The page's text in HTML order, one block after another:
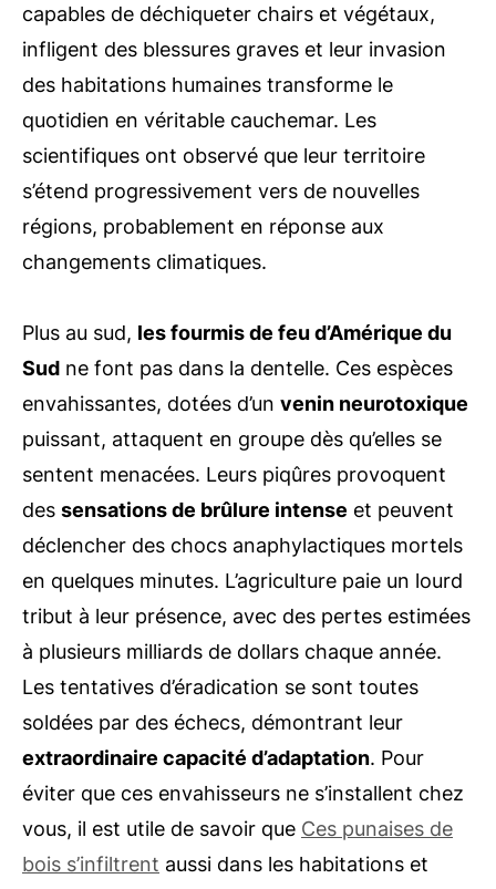
capables de déchiqueter chairs et végétaux,
infligent des blessures graves et leur invasion
des habitations humaines transforme le
quotidien en véritable cauchemar. Les
scientifiques ont observé que leur territoire
s’étend progressivement vers de nouvelles
régions, probablement en réponse aux
changements climatiques.
Plus au sud, les fourmis de feu d’Amérique du
Sud ne font pas dans la dentelle. Ces espèces
envahissantes, dotées d’un venin neurotoxique
puissant, attaquent en groupe dès qu’elles se
sentent menacées. Leurs piqûres provoquent
des sensations de brûlure intense et peuvent
déclencher des chocs anaphylactiques mortels
en quelques minutes. L’agriculture paie un lourd
tribut à leur présence, avec des pertes estimées
à plusieurs milliards de dollars chaque année.
Les tentatives d’éradication se sont toutes
soldées par des échecs, démontrant leur
extraordinaire capacité d’adaptation. Pour
éviter que ces envahisseurs ne s’installent chez
vous, il est utile de savoir que Ces punaises de
bois s’infiltrent aussi dans les habitations et